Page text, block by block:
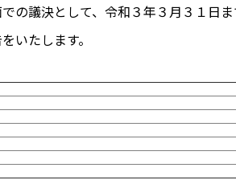
の議決として、令和３年３月３１日
いたします。